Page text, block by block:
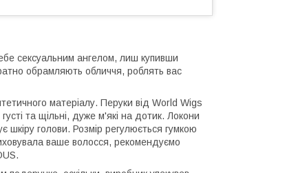
сексуальним ангелом, лиш купивши
обрамляють обличчя, роблять вас
матеріалу. Перуки від World Wigs
та щільні, дуже м'які на дотик. Локони
шкіру голови. Розмір регулюється гумкою
ваше волосся, рекомендуємо